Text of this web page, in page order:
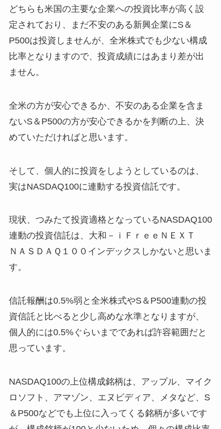
どちらも米国の主要な企業への投資比率が高く設
定されており、まだ不安のある新興企業にS＆
P500は投資しませんが、全米株式でも少ない構成
比率となりますので、投資成績にはあまり差が出
ません。
全米の方が安心できるか、不安のある企業を含ま
ないS＆P500の方が安心できるかを判断の上、決
めていただければと思います。
そして、個人的に投資をしようとしているのは、
実はNASDAQ100に連動する投資信託です。
現状、つみたて投資適格となっているNASDAQ100
連動の投資信託は、大和－ｉＦｒｅｅＮＥＸＴ
ＮＡＳＤＡＱ１００インデックスしかないと思いま
す。
信託報酬は0.5%弱と全米株式やS＆P500連動の投
資信託と比べると少し高めな水準となりますが、
個人的には0.5%ぐらいまでであれば許容範囲だと
思っています。
NASDAQ100の上位構成銘柄は、アップル、マイク
ロソフト、アマゾン、エヌビディア、メタなど、S
＆P500などでも上位に入ってくる銘柄が多いです